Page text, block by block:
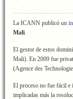
La ICANN publicó un
Mali.
El gestor de estos
Mali). En 2009 fue
(Agence des
El proceso no fue fácil e
implicadas más la